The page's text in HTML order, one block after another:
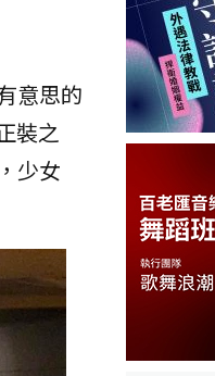
意思的
裝之
少女